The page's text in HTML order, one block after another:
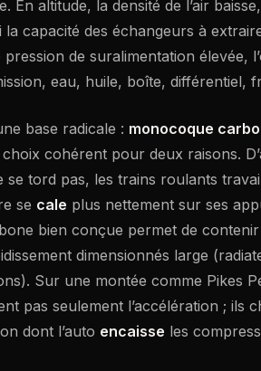
En altitude, la densité de l’air
la capacité des échangeurs à
pression de suralimentation élevée,
eau, huile, boîte, différentiel,
base radicale : monocoque
choix cohérent pour deux raisons.
se tord pas, les trains roulants
se cale plus nettement sur ses
bien conçue permet de
dimensionnés large
Sur une montée comme Pikes
pas seulement l’accélération ; ils
dont l’auto encaisse les